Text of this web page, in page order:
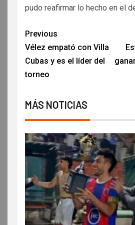
pudo reafirmar lo hecho en el
Previous
Vélez empató con Villa
Cubas y es el líder del
torneo
MÁS NOTICIAS